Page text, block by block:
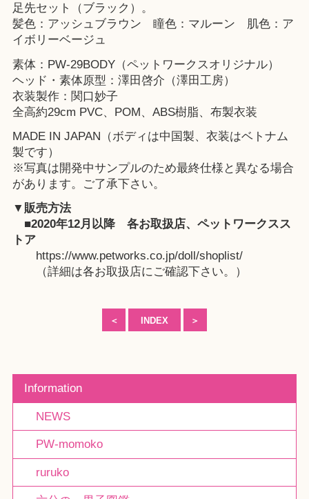
足先セット（ブラック）。
髪色：アッシュブラウン 瞳色：マルーン 肌色：ア
イボリーベージュ
素体：PW-29BODY（ペットワークスオリジナル）
ヘッド・素体原型：澤田啓介（澤田工房）
衣装製作：関口妙子
全高約29cm PVC、POM、ABS樹脂、布製衣装
MADE IN JAPAN（ボディは中国製、衣装はベトナム
製です）
※写真は開発中サンプルのため最終仕様と異なる場合
があります。ご了承下さい。
▼販売方法
■2020年12月以降 各お取扱店、 ペットワークスス
トア
https://www.petworks.co.jp/doll/shoplist/
（詳細は各お取扱店にご確認下さい。）
＜ INDEX ＞
Information
NEWS
PW-momoko
ruruko